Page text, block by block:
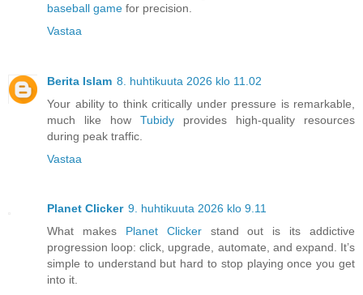
baseball game for precision.
Vastaa
Berita Islam 8. huhtikuuta 2026 klo 11.02
Your ability to think critically under pressure is remarkable,
much like how Tubidy provides high-quality resources
during peak traffic.
Vastaa
Planet Clicker 9. huhtikuuta 2026 klo 9.11
What makes Planet Clickerstand out is its addictive
progression loop: click, upgrade, automate, and expand. It’s
simple to understand but hard to stop playing once you get
into it.